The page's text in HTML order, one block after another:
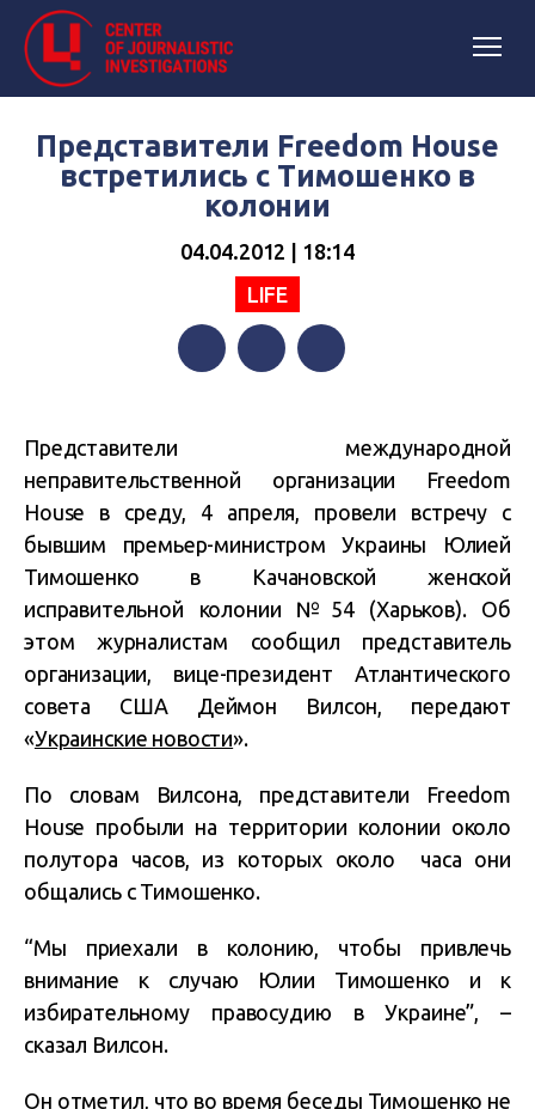
Представители Freedom House
встретились с Тимошенко в
колонии
04.04.2012 | 18:14
LIFE
Представители международной
неправительственной организации Freedom
House в среду, 4 апреля, провели встречу с
бывшим премьер-министром Украины Юлией
Тимошенко в Качановской женской
исправительной колонии №54 (Харьков). Об
этом журналистам сообщил представитель
организации, вице-президент Атлантического
совета США Деймон Вилсон, передают
«Украинские новости».
По словам Вилсона, представители Freedom
House пробыли на территории колонии около
полутора часов, из которых около часа они
общались с Тимошенко.
“Мы приехали в колонию, чтобы привлечь
внимание к случаю Юлии Тимошенко и к
избирательному правосудию в Украине”, –
сказал Вилсон.
Он отметил, что во время беседы Тимошенко не